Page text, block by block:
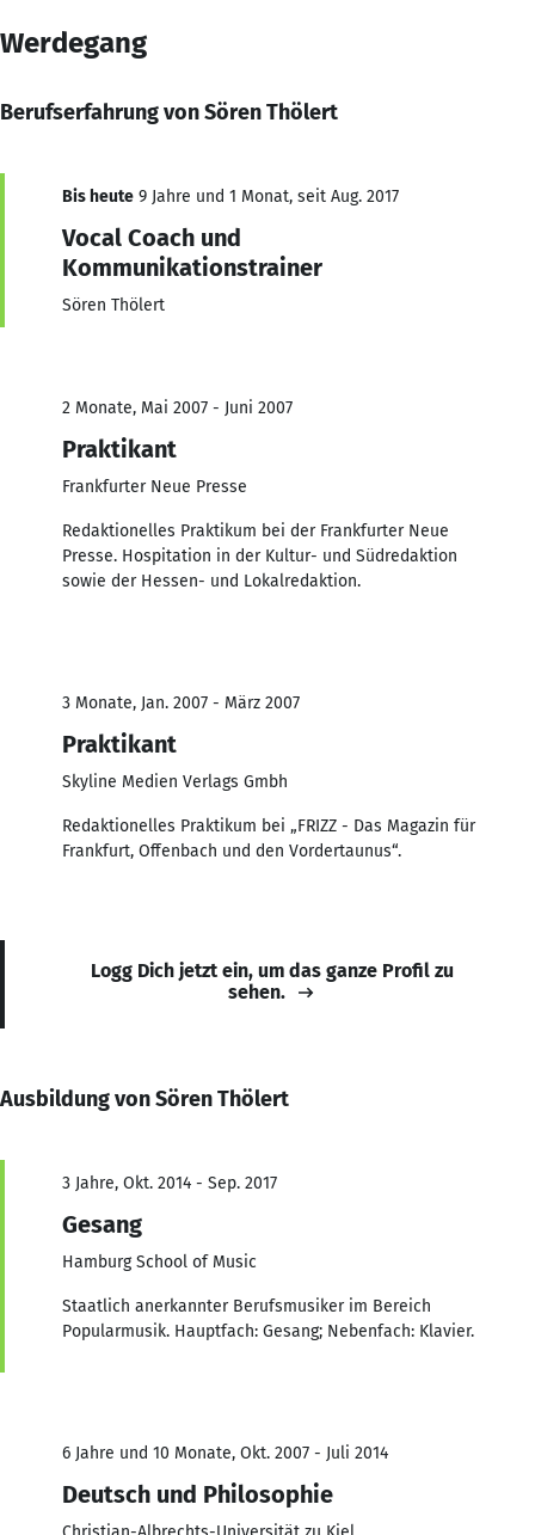
Werdegang
Berufserfahrung von Sören Thölert
Bis heute 9 Jahre und 1 Monat, seit Aug. 2017
Vocal Coach und
Kommunikationstrainer
Sören Thölert
2 Monate, Mai 2007 - Juni 2007
Praktikant
Frankfurter Neue Presse
Redaktionelles Praktikum bei der Frankfurter Neue
Presse. Hospitation in der Kultur- und Südredaktion
sowie der Hessen- und Lokalredaktion.
3 Monate, Jan. 2007 - März 2007
Praktikant
Skyline Medien Verlags Gmbh
Redaktionelles Praktikum bei „FRIZZ - Das Magazin für
Frankfurt, Offenbach und den Vordertaunus“.
Logg Dich jetzt ein, um das ganze Profil zu
sehen.
Ausbildung von Sören Thölert
3 Jahre, Okt. 2014 - Sep. 2017
Gesang
Hamburg School of Music
Staatlich anerkannter Berufsmusiker im Bereich
Popularmusik. Hauptfach: Gesang; Nebenfach: Klavier.
6 Jahre und 10 Monate, Okt. 2007 - Juli 2014
Deutsch und Philosophie